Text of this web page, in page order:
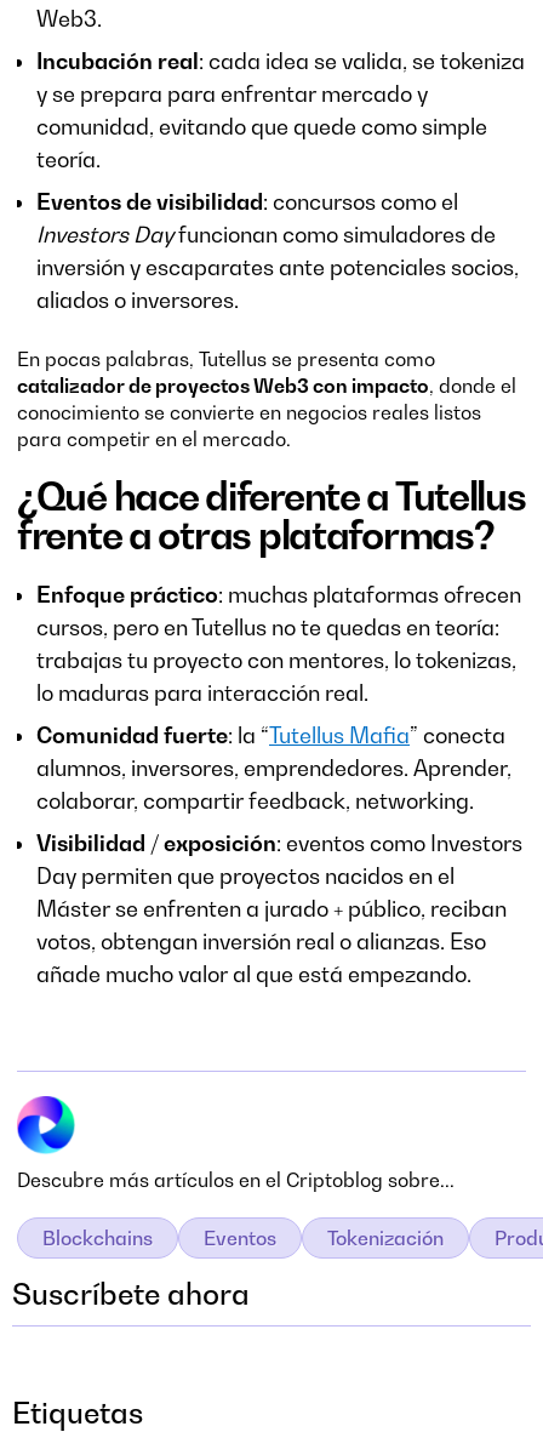
Web3.
Incubación real : cada idea se valida, se tokeniza
y se prepara para enfrentar mercado y
comunidad, evitando que quede como simple
teoría.
Eventos de visibilidad: concursos como el
Investors Dayfuncionan como simuladores de
inversión y escaparates ante potenciales socios,
aliados o inversores.
En pocas palabras, Tutellus se presenta como
catalizador de proyectos Web3 con impacto, donde el
conocimiento se convierte en negocios reales listos
para competir en el mercado.
¿Qué hace diferente a Tutellus
frente a otras plataformas?
Enfoque práctico: muchas plataformas ofrecen
cursos, pero en Tutellus no te quedas en teoría:
trabajas tu proyecto con mentores, lo tokenizas,
lo maduras para interacción real.
Comunidad fuerte: la “Tutellus Mafia” conecta
alumnos, inversores, emprendedores. Aprender,
colaborar, compartir feedback, networking.
Visibilidad / exposición: eventos como Investors
Day permiten que proyectos nacidos en el
Máster se enfrenten a jurado + público, reciban
votos, obtengan inversión real o alianzas. Eso
añade mucho valor al que está empezando.
Descubre más artículos en el Criptoblog sobre...
Blockchains Eventos Tokenización
Suscríbete ahora
Etiquetas